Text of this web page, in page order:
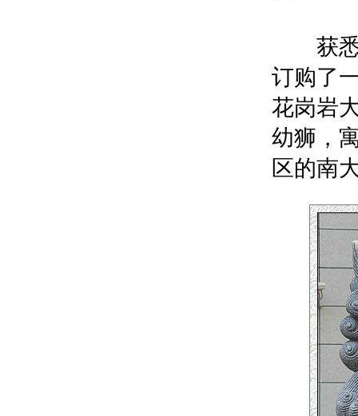
获悉
订购了
花岗岩
幼狮，
区的南